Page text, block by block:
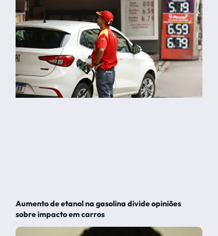
Aumento de etanol na gasolina divide opiniões
sobre impacto em carros